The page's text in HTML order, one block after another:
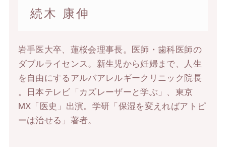
続木 康伸
岩手医大卒、蓮桜会理事長。医師・歯科医師の
ダブルライセンス。新生児から妊婦まで、人生
を自由にするアルバアレルギークリニック院長
。日本テレビ「カズレーザーと学ぶ」、東京
MX「医史」出演。学研「保湿を変えればアトピ
ーは治せる」著者。